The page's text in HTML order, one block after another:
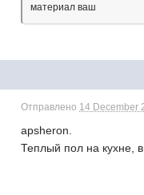
материал ваш
Отправлено 14 December
apsheron.
Теплый пол на кухне,